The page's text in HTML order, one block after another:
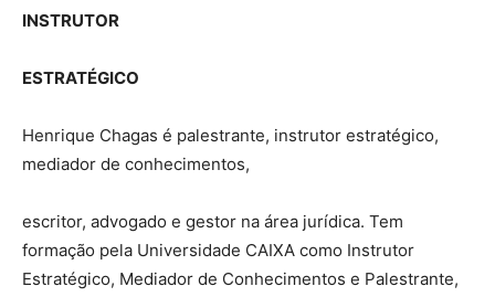
INSTRUTOR
ESTRATÉGICO
Henrique Chagas é palestrante, instrutor estratégico,
mediador de conhecimentos,
escritor, advogado e gestor na área jurídica. Tem
formação pela Universidade CAIXA como Instrutor
Estratégico, Mediador de Conhecimentos e Palestrante,